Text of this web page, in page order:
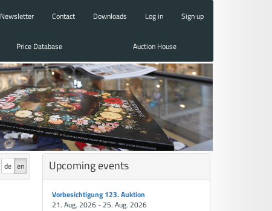
Newsletter Contact Downloads Log in Sign up
Price Database Auction House
de en Upcoming events
Vorbesichtigung 123. Auktion
21. Aug. 2026 - 25. Aug. 2026